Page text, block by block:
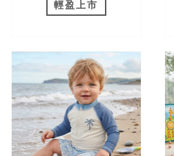
輕盈上市